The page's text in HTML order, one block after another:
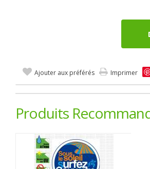
Ajouter aux préférés Imprimer
Produits